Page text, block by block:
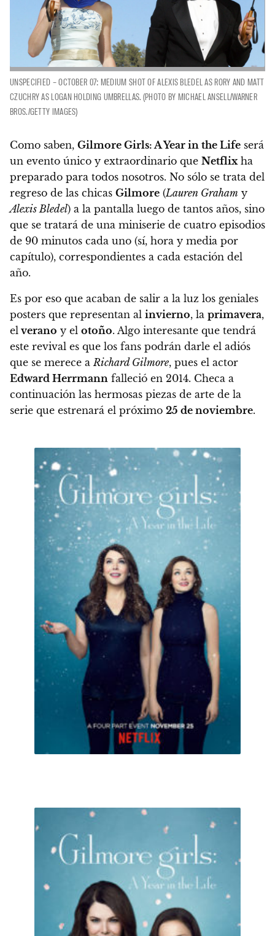
UNSPECIFIED – OCTOBER 07: MEDIUM SHOT OF ALEXIS BLEDEL AS RORY AND MATT
CZUCHRY AS LOGAN HOLDING UMBRELLAS. (PHOTO BY MICHAEL ANSELL/WARNER
BROS./GETTY IMAGES)
Como saben, Gilmore Girls: A Year in the Life será
un evento único y extraordinario que Netflix ha
preparado para todos nosotros. No sólo se trata del
regreso de las chicas Gilmore (Lauren Graham y
Alexis Bledel) a la pantalla luego de tantos años, sino
que se tratará de una miniserie de cuatro episodios
de 90 minutos cada uno (sí, hora y media por
capítulo), correspondientes a cada estación del
año.
Es por eso que acaban de salir a la luz los geniales
posters que representan al invierno, la primavera,
el verano y el otoño. Algo interesante que tendrá
este revival es que los fans podrán darle el adiós
que se merece a Richard Gilmore, pues el actor
Edward Herrmann falleció en 2014. Checa a
continuación las hermosas piezas de arte de la
serie que estrenará el próximo 25 de noviembre.